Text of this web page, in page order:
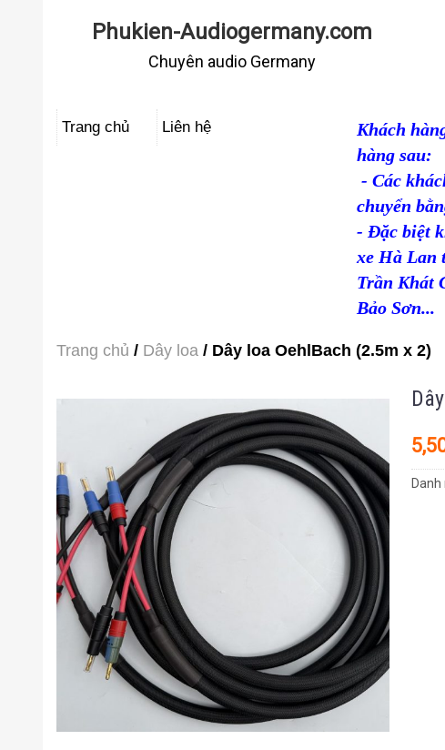
Phukien-Audiogermany.com
Chuyên audio Germany
Trang chủ Liên hệ
Khách
hàng sau:
- Các
chuyển
- Đặc biệt
xe Hà Lan
Trần Khát
Bảo Sơn...
Trang chủ / Dây loa / Dây loa OehlBach (2.5m x 2)
Danh